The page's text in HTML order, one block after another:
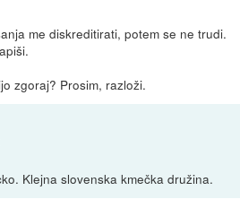
me diskreditirati, potem se ne trudi.
zgoraj? Prosim, razloži.
Klejna slovenska kmečka družina.